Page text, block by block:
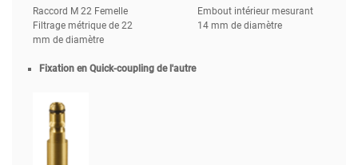
Raccord M 22 Femelle
Filtrage métrique de 22
mm de diamètre
Embout intérieur mesurant
14 mm de diamètre
Fixation en Quick-coupling de l'autre